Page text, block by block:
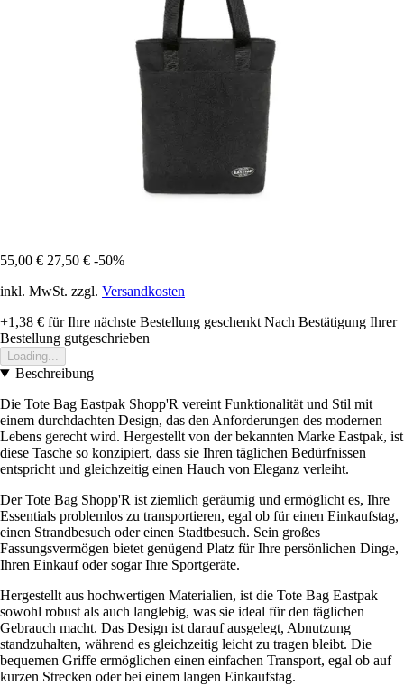
55,00 € 27,50 € -50%
inkl. MwSt. zzgl. Versandkosten
+1,38 € für Ihre nächste Bestellung geschenkt Nach Bestätigung Ihrer
Bestellung gutgeschrieben
Loading...
Beschreibung
Die Tote Bag Eastpak Shopp'R vereint Funktionalität und Stil mit
einem durchdachten Design, das den Anforderungen des modernen
Lebens gerecht wird. Hergestellt von der bekannten Marke Eastpak, ist
diese Tasche so konzipiert, dass sie Ihren täglichen Bedürfnissen
entspricht und gleichzeitig einen Hauch von Eleganz verleiht.
Der Tote Bag Shopp'R ist ziemlich geräumig und ermöglicht es, Ihre
Essentials problemlos zu transportieren, egal ob für einen Einkaufstag,
einen Strandbesuch oder einen Stadtbesuch. Sein großes
Fassungsvermögen bietet genügend Platz für Ihre persönlichen Dinge,
Ihren Einkauf oder sogar Ihre Sportgeräte.
Hergestellt aus hochwertigen Materialien, ist die Tote Bag Eastpak
sowohl robust als auch langlebig, was sie ideal für den täglichen
Gebrauch macht. Das Design ist darauf ausgelegt, Abnutzung
standzuhalten, während es gleichzeitig leicht zu tragen bleibt. Die
bequemen Griffe ermöglichen einen einfachen Transport, egal ob auf
kurzen Strecken oder bei einem langen Einkaufstag.